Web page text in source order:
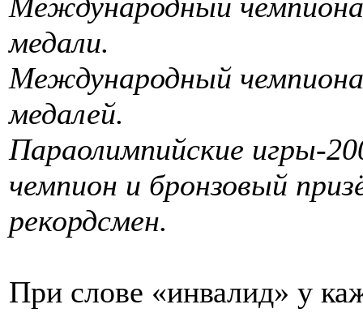
медали.
Международный
медалей.
Параолимпийские игры-
чемпион и бронзовый
рекордсмен.
При слове «инвалид» у